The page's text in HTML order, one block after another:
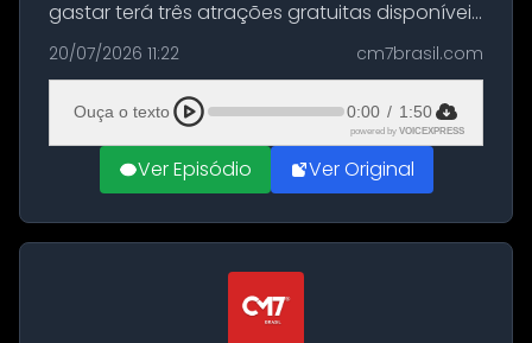
gastar terá três atrações gratuitas disponíveis
entre esta segunda-feira (20) e quinta-feira
(23). A programação inclui uma exposição
dedicada à história das ...
20/07/2026 11:22 cm7brasil.com
Ouça o texto 0:00 / 1:50
powered by VOICEXPRESS
Ver Episódio Ver Original